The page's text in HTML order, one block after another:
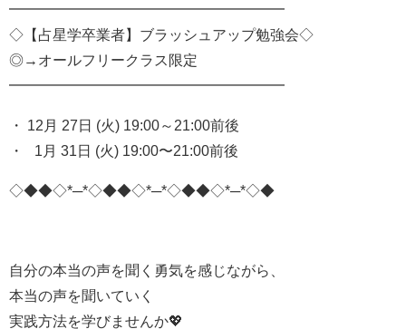
━━━━━━━━━━━━━━━━━━━
◇【占星学卒業者】ブラッシュアップ勉強会◇
◎→オールフリークラス限定
━━━━━━━━━━━━━━━━━━━
・ 12月 27日 (火) 19:00～21:00前後
・ 1月 31日 (火) 19:00〜21:00前後
◇◆◆◇*─*◇◆◆◇*─*◇◆◆◇*─*◇◆
自分の本当の声を聞く勇気を感じながら、
本当の声を聞いていく
実践方法を学びませんか💖